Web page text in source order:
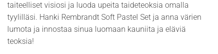
taiteelliset visiosi ja luoda upeita taideteoksia omalla
tyylilläsi. Hanki Rembrandt Soft Pastel Set ja anna värien
lumota ja innostaa sinua luomaan kauniita ja eläviä
teoksia!